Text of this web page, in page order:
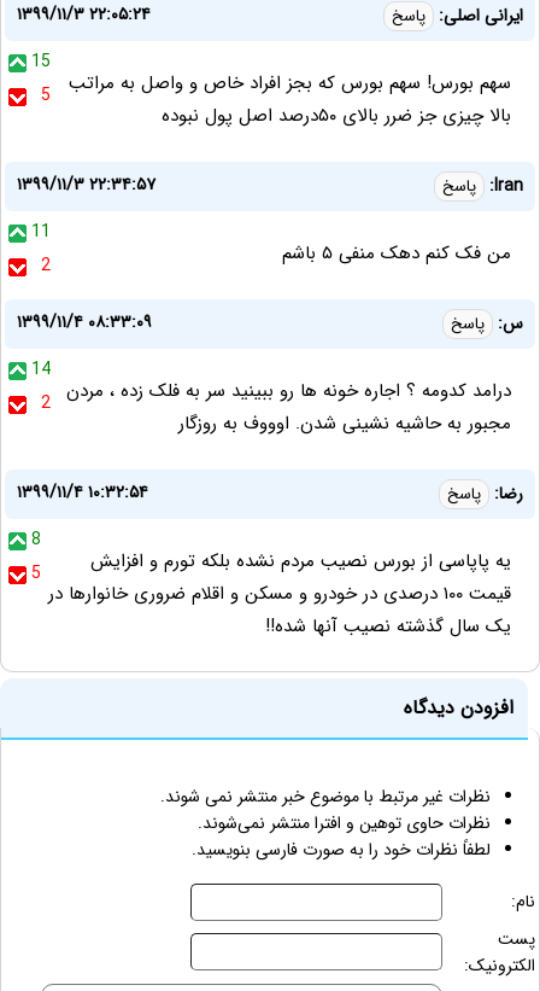
ایرانی اصلی: پاسخ
۱۳۹۹/۱۱/۳ ۲۲:۰۵:۲۴
15
5
سهم بورس! سهم بورس که بجز افراد خاص و واصل به مراتب
بالا چیزی جز ضرر بالای ۵۰درصد اصل پول نبوده
Iran: پاسخ
۱۳۹۹/۱۱/۳ ۲۲:۳۴:۵۷
11
2
من فک کنم دهک منفی ۵ باشم
س: پاسخ
۱۳۹۹/۱۱/۴ ۰۸:۳۳:۰۹
14
2 درامد کدومه ؟ اجاره خونه ها رو ببینید سر به فلک زده ، مردن
مجبور به حاشیه نشینی شدن. اوووف به روزگار
رضا: پاسخ
۱۳۹۹/۱۱/۴ ۱۰:۳۲:۵۴
8
5
یه پاپاسی از بورس نصیب مردم نشده بلکه تورم و افزایش
قیمت ۱۰۰ درصدی در خودرو و مسکن و اقلام ضروری خانوارها در
یک سال گذشته نصیب آنها شده!!
افزودن دیدگاه
نظرات غیر مرتبط با موضوع خبر منتشر نمی شوند.
نظرات حاوی توهین و افترا منتشر نمی‌شوند.
لطفاً نظرات خود را به صورت فارسی بنویسید.
نام:
پست
الکترونیک: